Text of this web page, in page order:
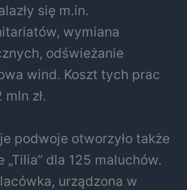
się m.in.
wymiana
odświeżanie
wind. Koszt tych prac
zł.
podwoje otworzyło także
dla 125 maluchów.
urządzona w